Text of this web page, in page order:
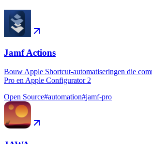
Jamf Actions
Bouw Apple Shortcut-automatiseringen die
Pro en Apple Configurator 2
Open Source#automation#jamf-pro